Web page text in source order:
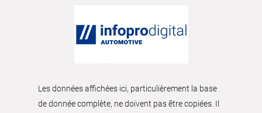
Les données affichées ici, particulièrement la base
de donnée complète, ne doivent pas être copiées. Il